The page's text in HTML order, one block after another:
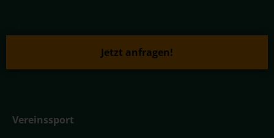
Jetzt anfragen!
Vereinssport